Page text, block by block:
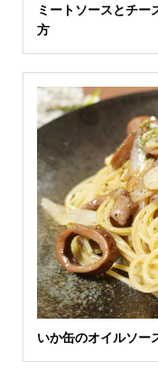
ミートソースとチー
方
いか缶のオイルソー